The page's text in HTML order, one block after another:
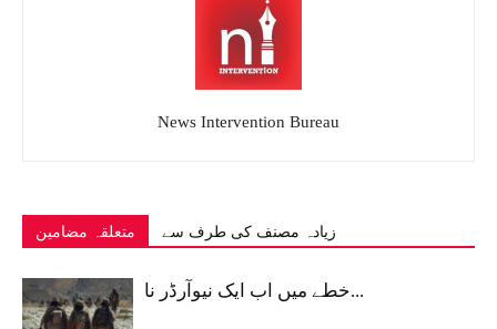
News Intervention Bureau
متعلقہ مضامین زیادہ مصنف کی طرف سے
خطے میں اب ایک نیوآرڈر نا...